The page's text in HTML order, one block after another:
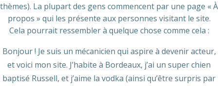
thèmes). La plupart des gens commencent par une page « À
propos » qui les présente aux personnes visitant le site.
Cela pourrait ressembler à quelque chose comme cela :
Bonjour ! Je suis un mécanicien qui aspire à devenir acteur,
et voici mon site. J’habite à Bordeaux, j’ai un super chien
baptisé Russell, et j’aime la vodka (ainsi qu’être surpris par